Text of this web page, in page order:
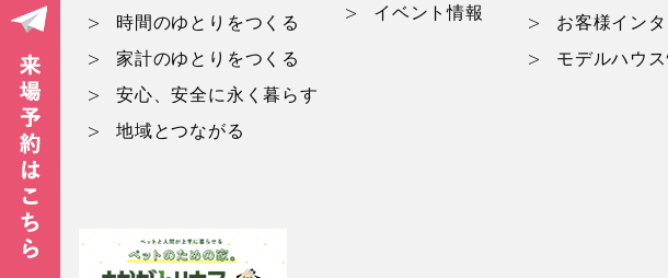
時間のゆとりをつくる
家計のゆとりをつくる
安心、安全に永く暮らす
地域とつながる
イベント情報
お客様イン
モデルハウ